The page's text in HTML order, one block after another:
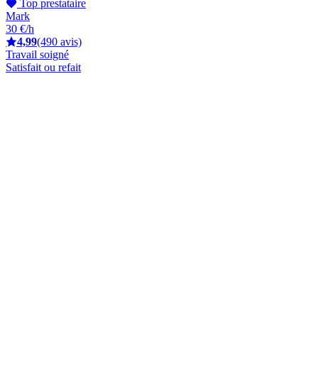
Top prestataire
Mark
30 €/h
4,99(490 avis)
Travail soigné
Satisfait ou refait